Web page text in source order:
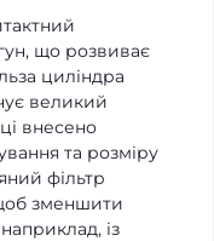
що розвиває
циліндра
великий
внесено
та розміру
фільтр
зменшити
із